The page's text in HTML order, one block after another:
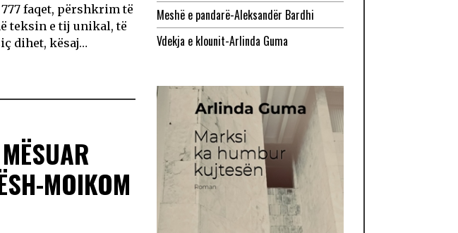
faqet, përshkrim të
teksin e tij unikal, të
dihet, kësaj…
MOIKOM
Meshë e pandarë-Aleksandër Bardhi
Vdekja e klounit-Arlinda Guma